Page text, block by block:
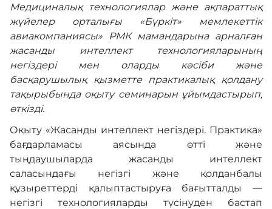
Нашар көретіндерге
арналған нұсқа
Медициналық технологиялар және ақпараттық
жүйелер орталығы «Бүркіт» мемлекеттік
авиакомпаниясы» РМК мамандарына арналған
жасанды интеллект технологияларының
негіздері мен оларды кәсіби және
басқарушылық қызметте практикалық қолдану
тақырыбында оқыту семинарын ұйымдастырып,
өткізді.
Оқыту «Жасанды интеллект негіздері. Практика»
бағдарламасы аясында өтті және
тыңдаушыларда жасанды интеллект
саласындағы негізгі және қолданбалы
құзыреттерді қалыптастыруға бағытталды —
негізгі технологияларды түсінуден бастап